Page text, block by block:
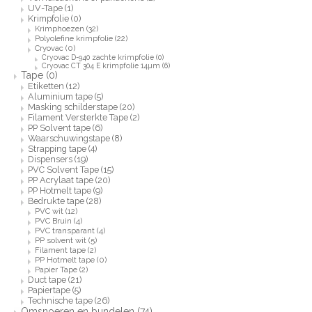
UV-Tape (1)
Krimpfolie (0)
Krimphoezen (32)
Polyolefine krimpfolie (22)
Cryovac (0)
Cryovac D-940 zachte krimpfolie (0)
Cryovac CT 304 E krimpfolie 14µm (6)
Tape (0)
Etiketten (12)
Aluminium tape (5)
Masking schilderstape (20)
Filament Versterkte Tape (2)
PP Solvent tape (6)
Waarschuwingstape (8)
Strapping tape (4)
Dispensers (19)
PVC Solvent Tape (15)
PP Acrylaat tape (20)
PP Hotmelt tape (9)
Bedrukte tape (28)
PVC wit (12)
PVC Bruin (4)
PVC transparant (4)
PP solvent wit (5)
Filament tape (2)
PP Hotmelt tape (0)
Papier Tape (2)
Duct tape (21)
Papiertape (5)
Technische tape (26)